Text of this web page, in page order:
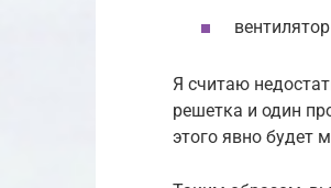
Я считаю
решетка и один
этого явно будет